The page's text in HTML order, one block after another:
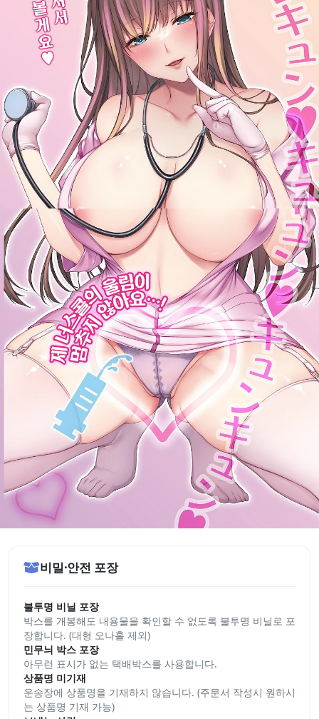
비밀·안전 포장
불투명 비닐 포장
박스를 개봉해도 내용물을 확인할 수 없도록 불투명 비닐로 포
장합니다. (대형 오나홀 제외)
민무늬 박스 포장
아무런 표시가 없는 택배박스를 사용합니다.
상품명 미기재
운송장에 상품명을 기재하지 않습니다. (주문서 작성시 원하시
는 상품명 기재 가능)